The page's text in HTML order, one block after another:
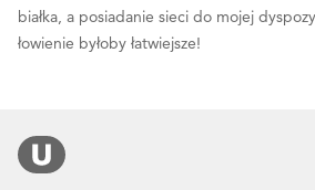
białka, a posiadanie sieci do mojej
łowienie byłoby łatwiejsze!